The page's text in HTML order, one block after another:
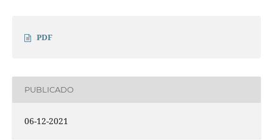
PDF
PUBLICADO
06-12-2021